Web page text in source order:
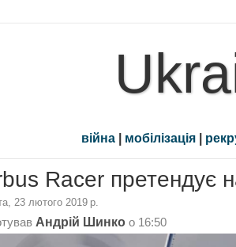
війна | мобілізація |
Racer претендує
23 лютого 2019 р.
Андрій Шинко о 16:50